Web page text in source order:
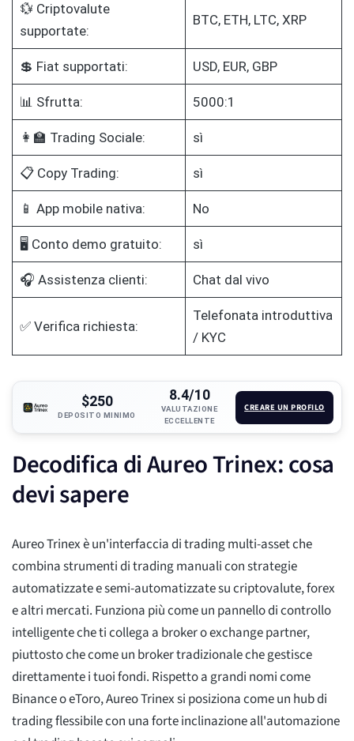
💱 Criptovalute
supportate:
BTC, ETH, LTC, XRP
💲 Fiat supportati: USD, EUR, GBP
📊 Sfrutta: 5000:1
👩‍🏫 Trading Sociale: sì
📋 Copy Trading: sì
📱 App mobile nativa: No
🖥️ Conto demo gratuito: sì
🎧 Assistenza clienti: Chat dal vivo
✅ Verifica richiesta:
Telefonata introduttiva
/ KYC
$250
DEPOSITO MINIMO
8.4/10
VALUTAZIONE
ECCELLENTE
CREARE UN PROFILO
Decodifica di Aureo Trinex: cosa
devi sapere
Aureo Trinex è un'interfaccia di trading multi-asset che
combina strumenti di trading manuali con strategie
automatizzate e semi-automatizzate su criptovalute, forex
e altri mercati. Funziona più come un pannello di controllo
intelligente che ti collega a broker o exchange partner,
piuttosto che come un broker tradizionale che gestisce
direttamente i tuoi fondi. Rispetto a grandi nomi come
Binance o eToro, Aureo Trinex si posiziona come un hub di
trading flessibile con una forte inclinazione all'automazione